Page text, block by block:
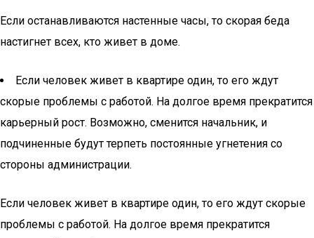
Если останавливаются настенные часы, то скорая беда
настигнет всех, кто живет в доме.
Если человек живет в квартире один, то его ждут
скорые проблемы с работой. На долгое время прекратится
карьерный рост. Возможно, сменится начальник, и
подчиненные будут терпеть постоянные угнетения со
стороны администрации.
Если человек живет в квартире один, то его ждут скорые
проблемы с работой. На долгое время прекратится